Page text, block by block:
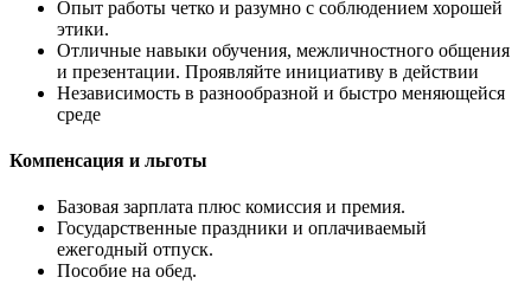
Опыт работы четко и разумно с соблюдением хорошей
этики.
Отличные навыки обучения, межличностного общения
и презентации. Проявляйте инициативу в действии
Независимость в разнообразной и быстро меняющейся
среде
Компенсация и льготы
Базовая зарплата плюс комиссия и премия.
Государственные праздники и оплачиваемый
ежегодный отпуск.
Пособие на обед.